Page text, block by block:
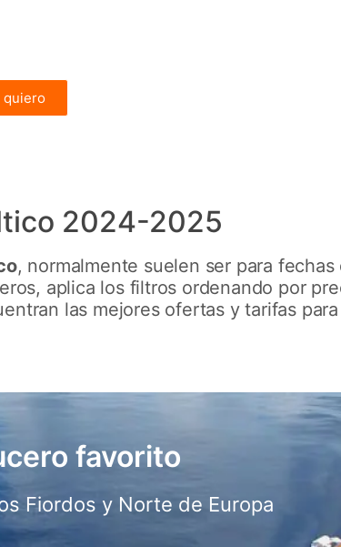
quiero
2024-2025
, normalmente suelen ser para
aplica los filtros ordenando por
las mejores ofertas y tarifas
favorito
Fiordos y Norte de Europa
en Crucero!
con tu Crucero